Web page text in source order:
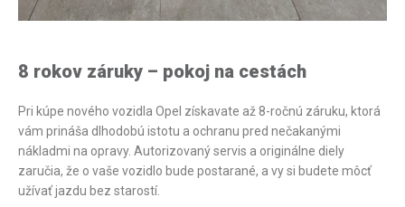
8 rokov záruky – pokoj na cestách
Pri kúpe nového vozidla Opel získavate až 8-ročnú záruku, ktorá
vám prináša dlhodobú istotu a ochranu pred nečakanými
nákladmi na opravy. Autorizovaný servis a originálne diely
zaručia, že o vaše vozidlo bude postarané, a vy si budete môcť
užívať jazdu bez starostí.